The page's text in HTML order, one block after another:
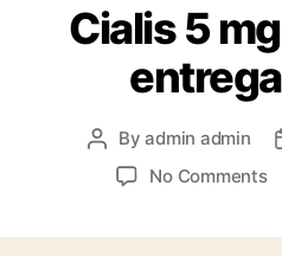
Cialis 5
Post
author
Byadmin admin
No Commentson